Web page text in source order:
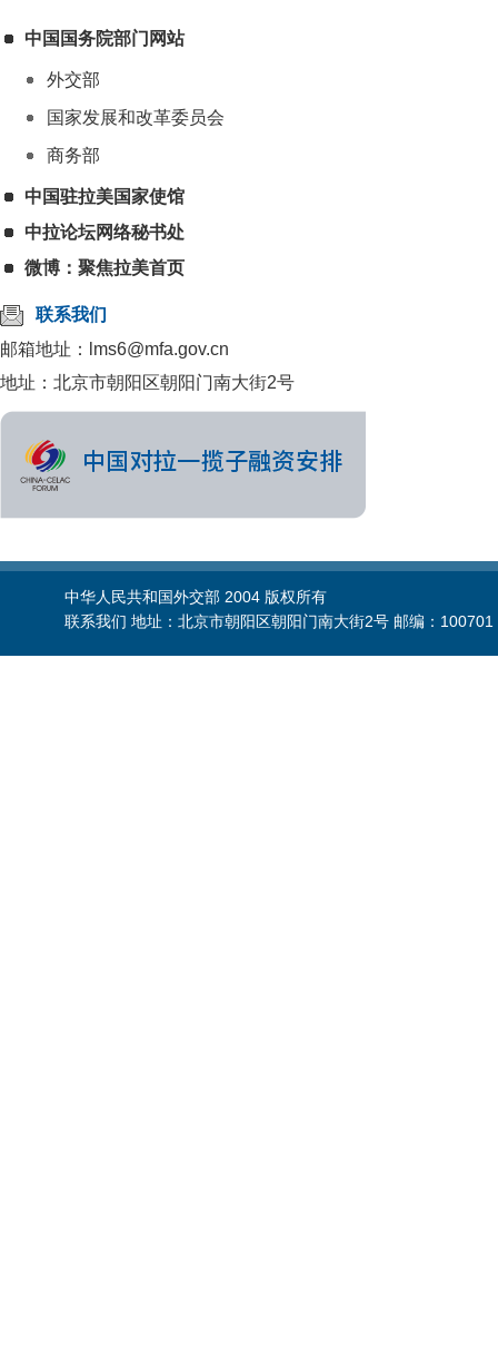
中国国务院部门网站
外交部
国家发展和改革委员会
商务部
中国驻拉美国家使馆
中拉论坛网络秘书处
微博：聚焦拉美首页
联系我们
邮箱地址：lms6@mfa.gov.cn
地址：北京市朝阳区朝阳门南大街2号
中华人民共和国外交部 2004 版权所有
联系我们 地址：北京市朝阳区朝阳门南大街2号 邮编：